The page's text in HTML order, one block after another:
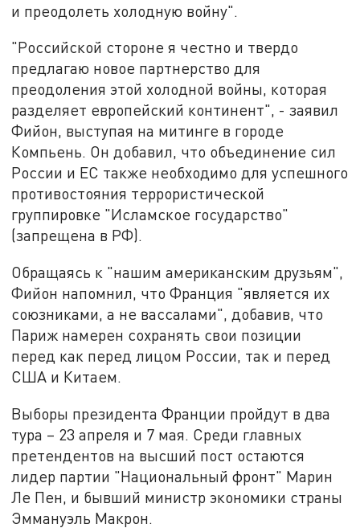
и преодолеть холодную войну".
"Российской стороне я честно и твердо
предлагаю новое партнерство для
преодоления этой холодной войны, которая
разделяет европейский континент", - заявил
Фийон, выступая на митинге в городе
Компьень. Он добавил, что объединение сил
России и ЕС также необходимо для успешного
противостояния террористической
группировке "Исламское государство"
(запрещена в РФ).
Обращаясь к "нашим американским друзьям",
Фийон напомнил, что Франция "является их
союзниками, а не вассалами", добавив, что
Париж намерен сохранять свои позиции
перед как перед лицом России, так и перед
США и Китаем.
Выборы президента Франции пройдут в два
тура – 23 апреля и 7 мая. Среди главных
претендентов на высший пост остаются
лидер партии "Национальный фронт" Марин
Ле Пен, и бывший министр экономики страны
Эммануэль Макрон.